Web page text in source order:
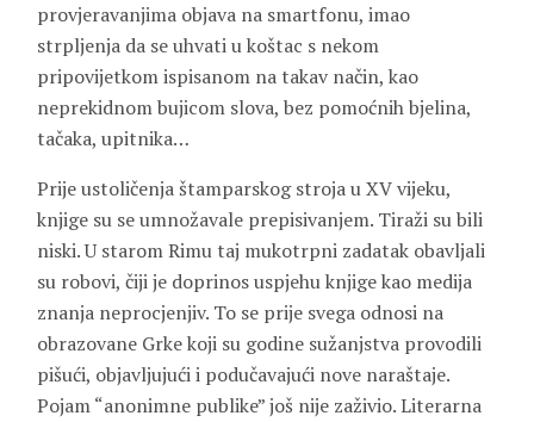
provjeravanjima objava na smartfonu, imao
strpljenja da se uhvati u koštac s nekom
pripovijetkom ispisanom na takav način, kao
neprekidnom bujicom slova, bez pomoćnih bjelina,
tačaka, upitnika…
Prije ustoličenja štamparskog stroja u XV vijeku,
knjige su se umnožavale prepisivanjem. Tiraži su bili
niski. U starom Rimu taj mukotrpni zadatak obavljali
su robovi, čiji je doprinos uspjehu knjige kao medija
znanja neprocjenjiv. To se prije svega odnosi na
obrazovane Grke koji su godine sužanjstva provodili
pišući, objavljujući i podučavajući nove naraštaje.
Pojam “anonimne publike” još nije zaživio. Literarna